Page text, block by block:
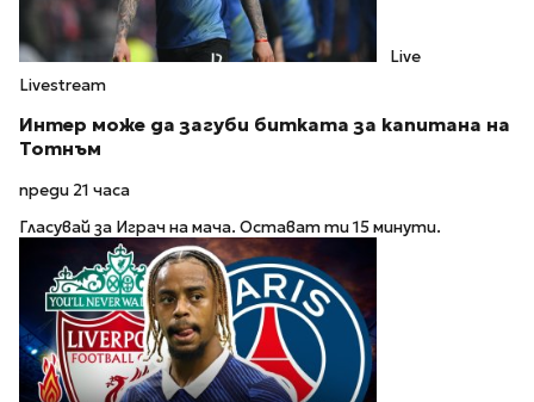
Live
Livestream
Интер може да загуби битката за капитана на
Тотнъм
преди 21 часа
Гласувай за Играч на мача. Остават ти 15 минути.